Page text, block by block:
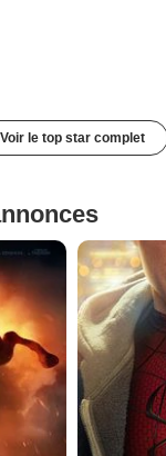
Voir le top star complet